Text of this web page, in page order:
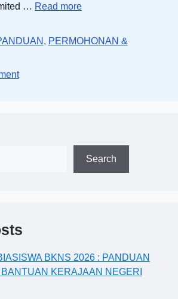
… Read more
, PERMOHONAN &
Search
BKNS 2026 : PANDUAN
KERAJAAN NEGERI